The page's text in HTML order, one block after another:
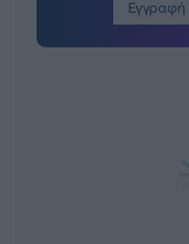
Εγγραφή